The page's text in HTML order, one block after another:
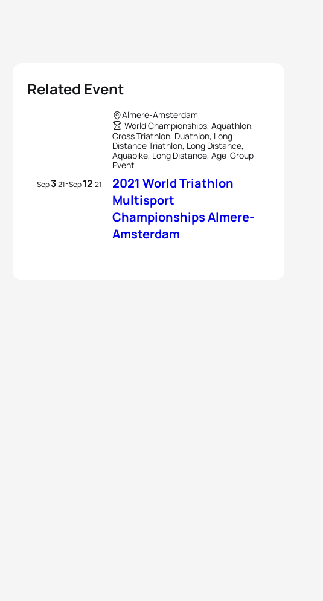
Related Event
Sep321-Sep12 21
Almere-Amsterdam
World Championships, Aquathlon,
Cross Triathlon, Duathlon, Long
Distance Triathlon, Long Distance,
Aquabike, Long Distance, Age-Group
Event
2021 World Triathlon
Multisport
Championships Almere-
Amsterdam